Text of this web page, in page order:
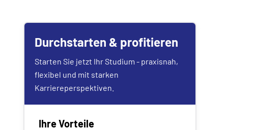
Durchstarten & profitieren
Starten Sie jetzt Ihr Studium - praxisnah,
flexibel und mit starken
Karriereperspektiven.
Ihre Vorteile